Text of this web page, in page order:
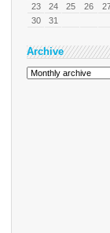
23
24 25 26
30
31
Archive